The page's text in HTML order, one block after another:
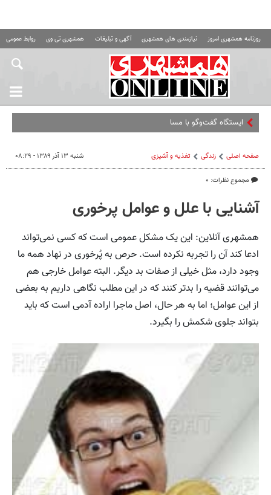
روزنامه همشهری امروز نیازمندی های همشهری آگهی و تبلیغات همشهری تی وی روابط عمومی
ایستگاه گفت‌وگو با مسافران مترو
صفحه اصلی زندگی تغذیه و آشپزی
مجموع نظرات: ۰
شنبه ۱۳ آذر ۱۳۸۹ - ۰۸:۲۹
آشنایی با علل و عوامل پر‌خوری
همشهری آنلاین: این یک مشکل عمومی است که کسی نمی‌تواند
ادعا کند آن ‌را تجربه نکرده است. حرص به پُرخوری در نهاد همه ما
وجود دارد، مثل خیلی از صفات بد دیگر. البته عوامل خارجی هم
می‌توانند قضیه را بدتر کنند که در این مطلب نگاهی داریم به بعضی
از این عوامل؛ اما به هر حال، اصل ماجرا اراده آدمی است که باید
بتواند جلوی شکمش را بگیرد.